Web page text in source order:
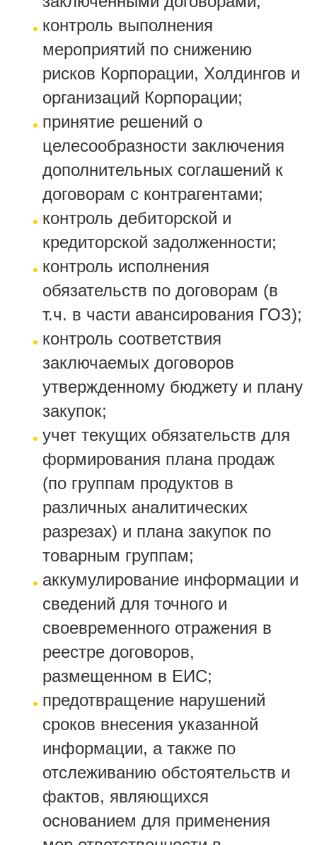
контроль выполнения
мероприятий по снижению
рисков Корпорации, Холдингов и
организаций Корпорации;
принятие решений о
целесообразности заключения
дополнительных соглашений к
договорам с контрагентами;
контроль дебиторской и
кредиторской задолженности;
контроль исполнения
обязательств по договорам (в
т.ч. в части авансирования ГОЗ);
контроль соответствия
заключаемых договоров
утвержденному бюджету и плану
закупок;
учет текущих обязательств для
формирования плана продаж
(по группам продуктов в
различных аналитических
разрезах) и плана закупок по
товарным группам;
аккумулирование информации и
сведений для точного и
своевременного отражения в
реестре договоров,
размещенном в ЕИС;
предотвращение нарушений
сроков внесения указанной
информации, а также по
отслеживанию обстоятельств и
фактов, являющихся
основанием для применения